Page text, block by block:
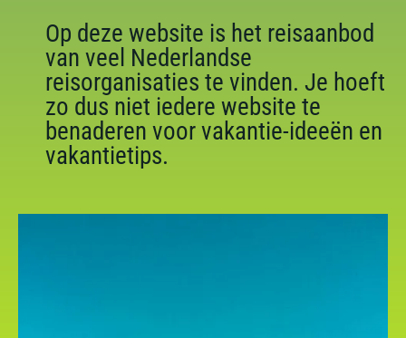
Op deze website is het reisaanbod
van veel Nederlandse
reisorganisaties te vinden. Je hoeft
zo dus niet iedere website te
benaderen voor vakantie-ideeën en
vakantietips.